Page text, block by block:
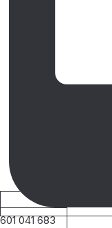
601 041 683